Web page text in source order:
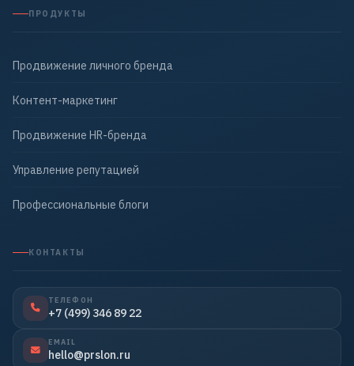
ПРОДУКТЫ
Продвижение личного бренда
Контент-маркетинг
Продвижение HR-бренда
Управление репутацией
Профессиональные блоги
КОНТАКТЫ
ТЕЛЕФОН
+7 (499) 346 89 22
EMAIL
hello@prslon.ru